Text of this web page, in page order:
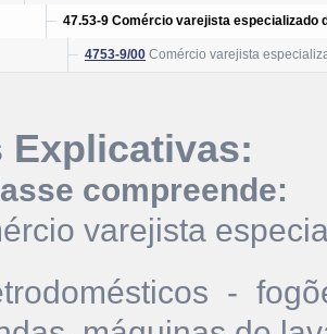
47.53-9 Comércio varejista especializado
4753-9/00 Comércio varejista
Explicativas:
compreende:
varejista
-